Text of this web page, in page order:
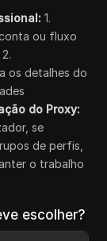
1.
ou fluxo
os detalhes do
do Proxy:
se
de perfis,
o trabalho
escolher?